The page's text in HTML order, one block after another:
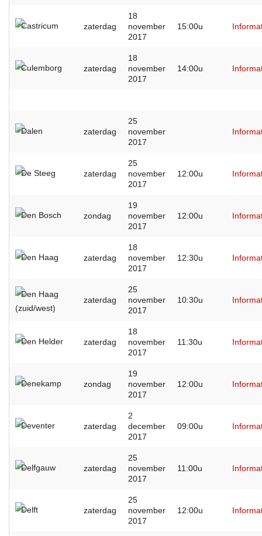
Castricum zaterdag
18
november
2017
15:00u
Culemborg zaterdag
18
november
2017
14:00u
Dalen zaterdag
25
november
2017
De Steeg zaterdag
25
november
2017
12:00u
Den Bosch zondag
19
november
2017
12:00u
Den Haag zaterdag
18
november
2017
12:30u
Den Haag
(zuid/west)
zaterdag
25
november
2017
10:30u
Den Helder zaterdag
18
november
2017
11:30u
Denekamp zondag
19
november
2017
12:00u
Deventer zaterdag
2
december
2017
09:00u
Delfgauw zaterdag
25
november
2017
11:00u
Delft zaterdag
25
november
2017
12:00u